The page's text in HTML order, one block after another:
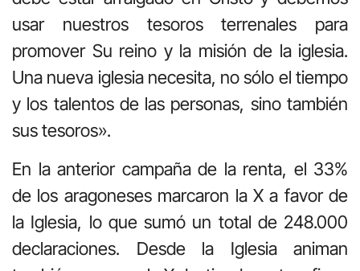
usar nuestros tesoros terrenales para
promover Su reino y la misión de la iglesia.
Una nueva iglesia necesita, no sólo el tiempo
y los talentos de las personas, sino también
sus tesoros».
En la anterior campaña de la renta, el 33%
de los aragoneses marcaron la X a favor de
la Iglesia, lo que sumó un total de 248.000
declaraciones. Desde la Iglesia animan